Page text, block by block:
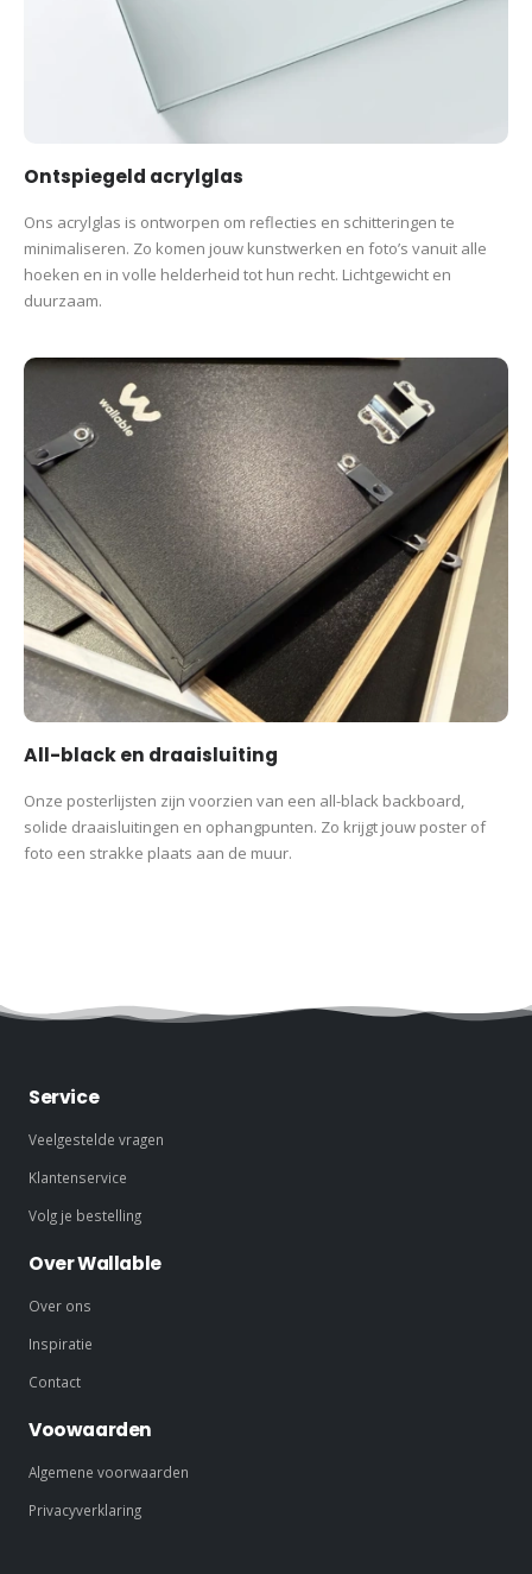
Ontspiegeld acrylglas
Ons acrylglas is ontworpen om reflecties en schitteringen te
minimaliseren. Zo komen jouw kunstwerken en foto’s vanuit alle
hoeken en in volle helderheid tot hun recht. Lichtgewicht en
duurzaam.
All-black en draaisluiting
Onze posterlijsten zijn voorzien van een all-black backboard,
solide draaisluitingen en ophangpunten. Zo krijgt jouw poster of
foto een strakke plaats aan de muur.
Service
Veelgestelde vragen
Klantenservice
Volg je bestelling
Over Wallable
Over ons
Inspiratie
Contact
Voowaarden
Algemene voorwaarden
Privacyverklaring